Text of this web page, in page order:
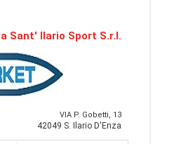
Sant' Ilario Sport S.r.l.
VIA P. Gobetti, 13
42049 S. Ilario D'Enza